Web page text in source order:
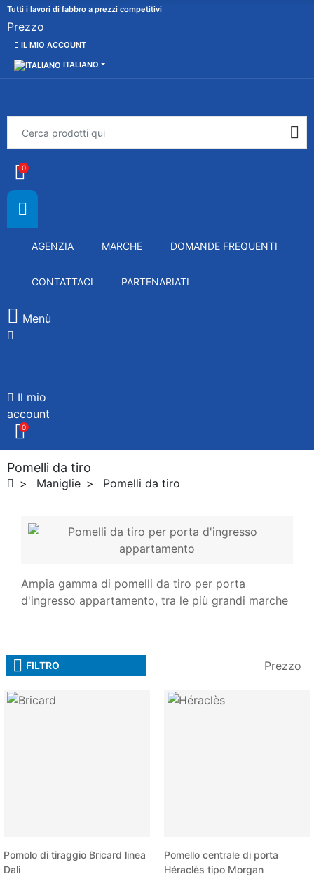
Tutti i lavori di fabbro a prezzi competitivi
Prezzo
IL MIO ACCOUNT
ITALIANO
0
AGENZIA MARCHE DOMANDE FREQUENTI
CONTATTACI PARTENARIATI
Menù
Il mio
account
0
Pomelli da tiro
Maniglie Pomelli da tiro
Ampia gamma di pomelli da tiro per porta
d'ingresso appartamento, tra le più grandi marche
FILTRO Prezzo
Pomolo di tiraggio Bricard linea
Dali
Pomello centrale di porta
Héraclès tipo Morgan